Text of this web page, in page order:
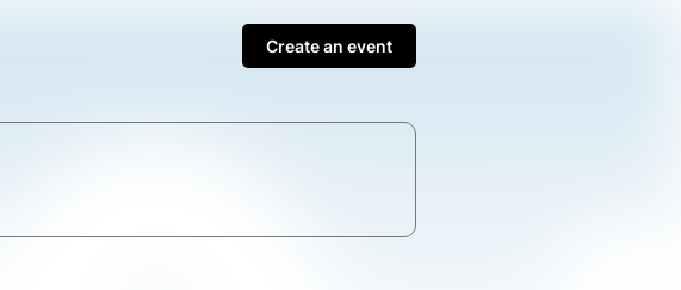
Create an event